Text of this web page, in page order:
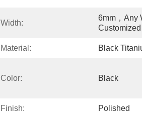
Width:
6mm，any
Material: Black
Color: Black
Finish: Polished